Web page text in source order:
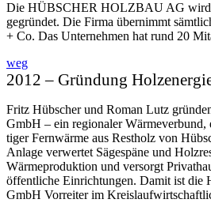
Die HÜBSCHER HOLZBAU AG wird
gegründet. Die Firma übernimmt
+ Co. Das Unternehmen hat rund 20
weg
2012 – Gründung
Fritz Hübscher und Roman Lutz
GmbH – ein regionaler
tiger Fern­wärme aus Restholz von
Anlage verwertet Sägespäne und
Wärme­produktion und versorgt
öffent­liche Einrich­tungen. Damit ist die
GmbH Vorreiter im